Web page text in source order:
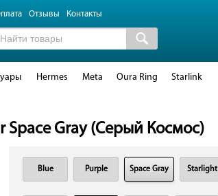
Отзывы Контакты
Hermes Meta Oura Ring Starlink
Space Gray (Серый Космос)
Blue Purple Space Gray Starlight